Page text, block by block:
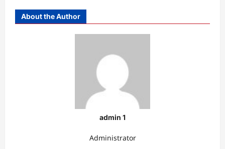
About the Author
admin 1
Administrator